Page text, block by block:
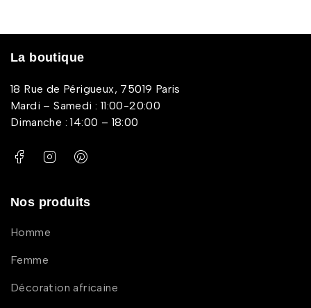
La boutique
18 Rue de Périgueux, 75019 Paris
Mardi – Samedi : 11:00-20:00
Dimanche : 14:00 – 18:00
Nos produits
Homme
Femme
Décoration africaine